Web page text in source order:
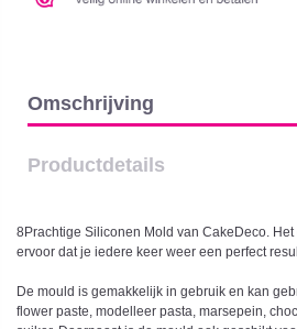
Omschrijving
Productdetails
8Prachtige Siliconen Mold van CakeDeco.
ervoor dat je iedere keer weer een perfect
De mould is gemakkelijk in gebruik en kan
flower paste, modelleer pasta, marsepein,